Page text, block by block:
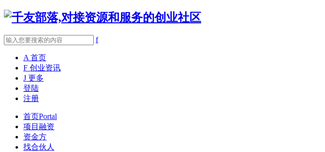
f
A 首页
F 创业资讯
J 更多
登陆
注册
首页Portal
项目融资
资金方
找合伙人